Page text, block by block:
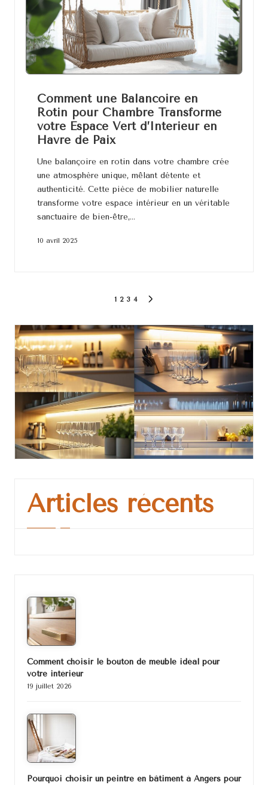
Comment une Balancoire en
Rotin pour Chambre Transforme
votre Espace Vert d’Interieur en
Havre de Paix
Une balançoire en rotin dans votre chambre crée
une atmosphère unique, mêlant détente et
authenticité. Cette pièce de mobilier naturelle
transforme votre espace intérieur en un véritable
sanctuaire de bien-être,…
10 avril 2025
des
publications
1 2 3 4
Articles récents
Comment choisir le bouton de meuble idéal pour
votre intérieur
19 juillet 2026
Pourquoi choisir un peintre en bâtiment à Angers pour